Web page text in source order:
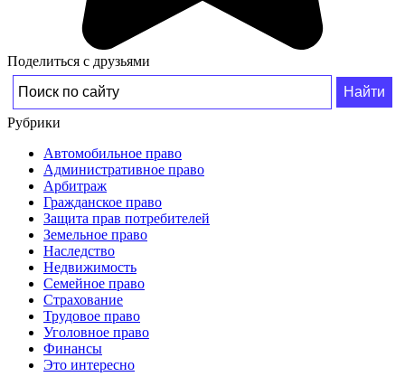
Поделиться с друзьями
Рубрики
Автомобильное право
Административное право
Арбитраж
Гражданское право
Защита прав потребителей
Земельное право
Наследство
Недвижимость
Семейное право
Страхование
Трудовое право
Уголовное право
Финансы
Это интересно